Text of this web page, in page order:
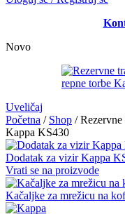
Novo
Uveličaj
Početna / Shop /
Kappa KS430
Dodatak za vizir Kappa
Vrati se na proizvode
Kačaljke za mrežicu na